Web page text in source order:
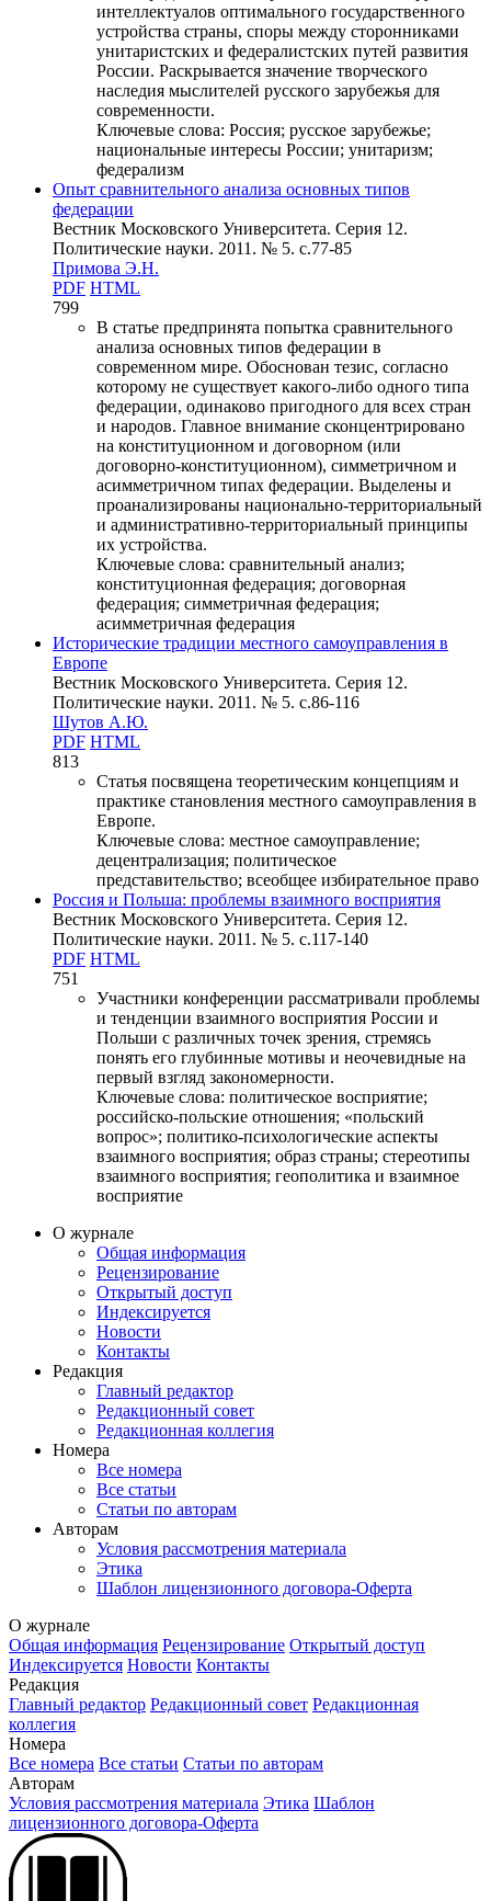
интеллектуалов оптимального государственного
устройства страны, споры между сторонниками
унитаристских и федералистских путей развития
России. Раскрывается значение творческого
наследия мыслителей русского зарубежья для
современности.
Ключевые слова: Россия; русское зарубежье;
национальные интересы России; унитаризм;
федерализм
Опыт сравнительного анализа основных типов
федерации
Вестник Московского Университета. Серия 12.
Политические науки. 2011. № 5. c.77-85
Примова Э.Н.
PDF HTML
799
В статье предпринята попытка сравнительного
анализа основных типов федерации в
современном мире. Обоснован тезис, согласно
которому не существует какого-либо одного типа
федерации, одинаково пригодного для всех стран
и народов. Главное внимание сконцентрировано
на конституционном и договорном (или
договорно-конституционном), симметричном и
асимметричном типах федерации. Выделены и
проанализированы национально-территориальный
и административно-территориальный принципы
их устройства.
Ключевые слова: сравнительный анализ;
конституционная федерация; договорная
федерация; симметричная федерация;
асимметричная федерация
Исторические традиции местного самоуправления в
Европе
Вестник Московского Университета. Серия 12.
Политические науки. 2011. № 5. c.86-116
Шутов А.Ю.
PDF HTML
813
Статья посвящена теоретическим концепциям и
практике становления местного самоуправления в
Европе.
Ключевые слова: местное самоуправление;
децентрализация; политическое
представительство; всеобщее избирательное право
Россия и Польша: проблемы взаимного восприятия
Вестник Московского Университета. Серия 12.
Политические науки. 2011. № 5. c.117-140
PDF HTML
751
Участники конференции рассматривали проблемы
и тенденции взаимного восприятия России и
Польши с различных точек зрения, стремясь
понять его глубинные мотивы и неочевидные на
первый взгляд закономерности.
Ключевые слова: политическое восприятие;
российско-польские отношения; «польский
вопрос»; политико-психологические аспекты
взаимного восприятия; образ страны; стереотипы
взаимного восприятия; геополитика и взаимное
восприятие
О журнале
Общая информация
Рецензирование
Открытый доступ
Индексируется
Новости
Контакты
Редакция
Главный редактор
Редакционный совет
Редакционная коллегия
Номера
Все номера
Все статьи
Статьи по авторам
Авторам
Условия рассмотрения материала
Этика
Шаблон лицензионного договора-Оферта
О журнале
Общая информация Рецензирование Открытый доступ
Индексируется Новости Контакты
Редакция
Главный редактор Редакционный совет Редакционная
коллегия
Номера
Все номера Все статьи Статьи по авторам
Авторам
Условия рассмотрения материала Этика Шаблон
лицензионного договора-Оферта